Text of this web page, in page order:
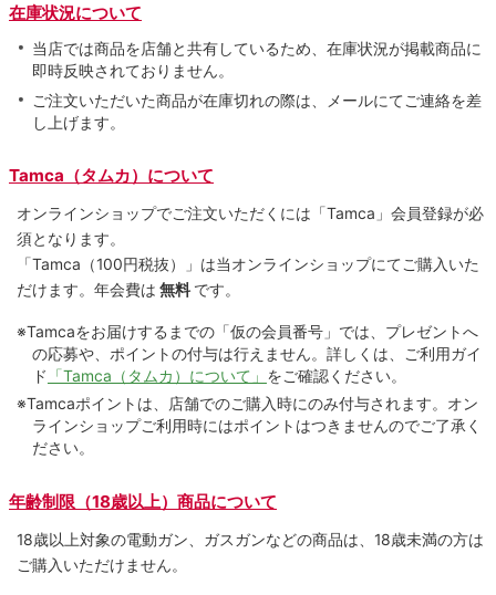
在庫状況について
当店では商品を店舗と共有しているため、在庫状況が掲載商品に
即時反映されておりません。
ご注文いただいた商品が在庫切れの際は、メールにてご連絡を差
し上げます。
Tamca（タムカ）について
オンラインショップでご注⽂いただくには「Tamca」会員登録が必
須となります。
「Tamca （100円税抜）
」は当オンラインショップにてご購⼊いた
だけます。 年会費は 無料 です。
※Tamcaをお届けするまでの「仮の会員番号」では、プレゼントへ
の応募や、ポイントの付与は⾏えません。詳しくは、ご利⽤ガイ
ド 「Tamca（タムカ）について」 をご確認ください。
※Tamcaポイントは、店舗でのご購⼊時にのみ付与されます。オン
ラインショップご利用時にはポイントはつきませんのでご了承く
ださい。
年齢制限（18歳以上）商品について
18歳以上対象の電動ガン、ガスガンなどの商品は、18歳未満の方は
ご購入いただけません。